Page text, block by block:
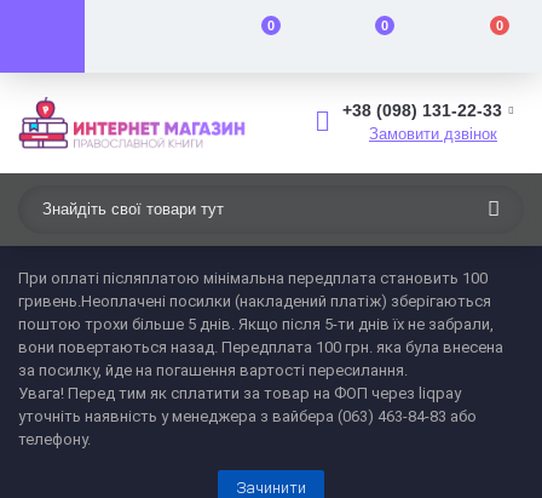
0 0 0
+38 (098) 131-22-33
Замовити дзвінок
При оплаті післяплатою мінімальна передплата становить 100
гривень. Неоплачені посилки (накладений платіж) зберігаються
поштою трохи більше 5 днів. Якщо після 5-ти днів їх не забрали,
вони повертаються назад. Передплата 100 грн. яка була внесена
за посилку, йде на погашення вартості пересилання.
Увага! Перед тим як сплатити за товар на ФОП через liqpay
уточніть наявність у менеджера з вайбера (063) 463-84-83 або
телефону.
Зачинити